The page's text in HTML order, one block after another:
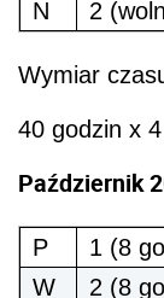
N 2
Wymiar
40 godzin x
Październik
P 1 (8
W
2 (8